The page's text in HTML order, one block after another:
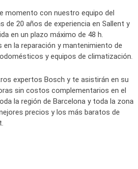
momento con nuestro equipo del
de 20 años de experiencia en Sallent y
en un plazo máximo de 48 h.
la reparación y mantenimiento de
y equipos de climatización.
expertos Bosch y te asistirán en su
sin costos complementarios en el
la región de Barcelona y toda la zona
precios y los más baratos de